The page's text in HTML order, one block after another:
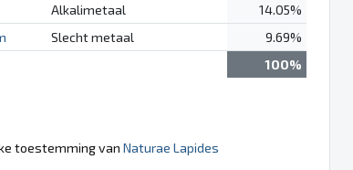
Alkalimetaal
14.05%
Slecht metaal
9.69%
100%
toestemming van Naturae Lapides